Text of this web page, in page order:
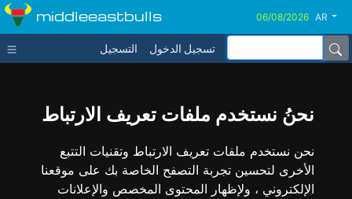
نحنُ نستخدم ملفات تعريف الارتباط
نحن نستخدم ملفات تعريف الارتباط وتقنيات التتبع
الأخرى لتحسين تجربة التصفح الخاصة بك على موقعنا
الإلكتروني ، ولإظهار المحتوى المخصص والإعلانات
middleeastbulls AR
التسجيل تسجيل الدخول